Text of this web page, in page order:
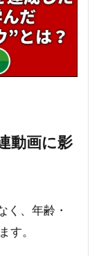
動画に影
く、年齢・
す。